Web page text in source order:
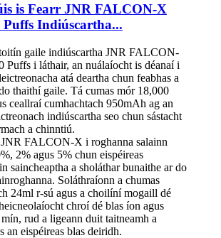
is Fearr JNR FALCON-X
Puffs Indiúscartha...
gaile indiúscartha JNR FALCON-
Puffs i láthair, an nuálaíocht is déanaí i
atá deartha chun feabhas a
thaithí gaile. Tá cumas mór 18,000
ceallraí cumhachtach 950mAh ag an
indiúscartha seo chun sástacht
a chinntiú.
FALCON-X i roghanna salainn
2% agus 5% chun eispéireas
saincheaptha a sholáthar bunaithe ar do
Soláthraíonn a chumas
24ml r-sú agus a choilíní mogaill dé
chroí dé blas íon agus
mín, rud a ligeann duit taitneamh a
an eispéireas blas deiridh.